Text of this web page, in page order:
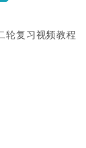
轮复习视频教程